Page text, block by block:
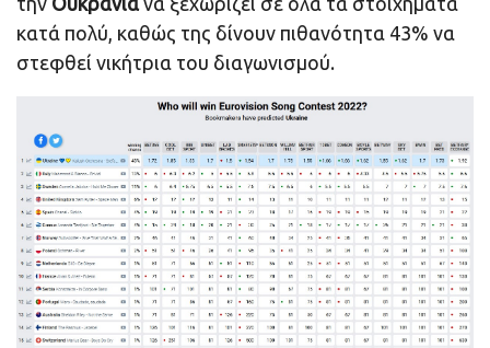
κατά πολύ, καθώς της δίνουν πιθανότητα 43% να
στεφθεί νικήτρια του διαγωνισμού.